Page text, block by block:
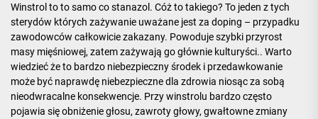
Winstrol to to samo co stanazol. Cóż to takiego? To jeden z tych
sterydów których zażywanie uważane jest za doping – przypadku
zawodowców całkowicie zakazany. Powoduje szybki przyrost
masy mięśniowej, zatem zażywają go głównie kulturyści.. Warto
wiedzieć że to bardzo niebezpieczny środek i przedawkowanie
może być naprawdę niebezpieczne dla zdrowia niosąc za sobą
nieodwracalne konsekwencje. Przy winstrolu bardzo często
pojawia się obniżenie głosu, zawroty głowy, gwałtowne zmiany